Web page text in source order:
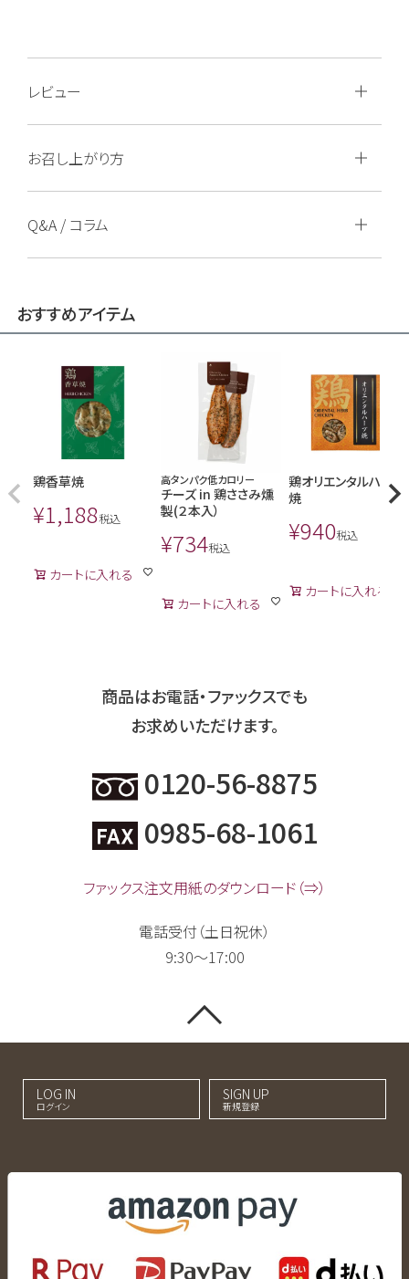
レビュー
お召し上がり方
Q&A / コラム
おすすめアイテム
鶏香草焼
¥1,188税込
カートに入れる
高タンパク低カロリー
チーズ in 鶏ささみ燻
製(２本入）
¥734税込
カートに入れる
鶏オリエンタルハーブ
焼
¥940税込
カートに入れる
商品はお電話・ファックスでも
お求めいただけます。
0120-56-8875
0985-68-1061
ファックス注文用紙のダウンロード（⇒）
電話受付（土日祝休）
9:30～17:00
LOG IN
ログイン
SIGN UP
新規登録